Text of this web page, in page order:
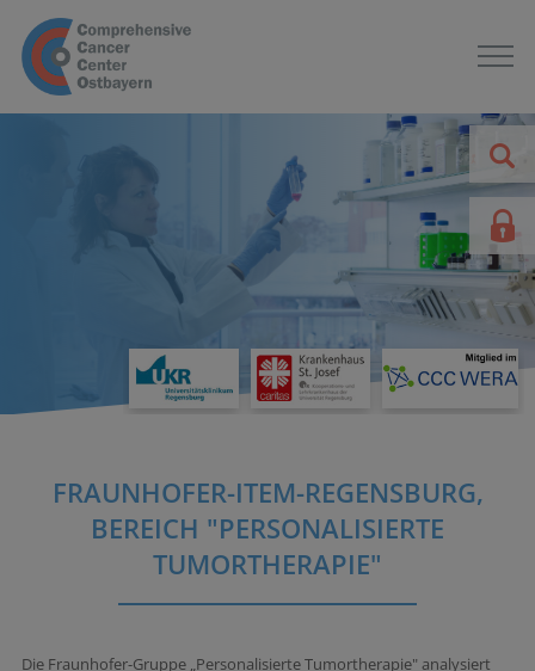
FRAUNHOFER-ITEM-REGENSBURG,
BEREICH "PERSONALISIERTE
TUMORTHERAPIE"
Die Fraunhofer-Gruppe „Personalisierte Tumortherapie" analysiert